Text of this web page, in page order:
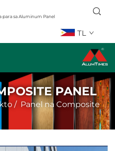
para sa Aluminum Panel
TL
PANEL
/ Panel na Composite